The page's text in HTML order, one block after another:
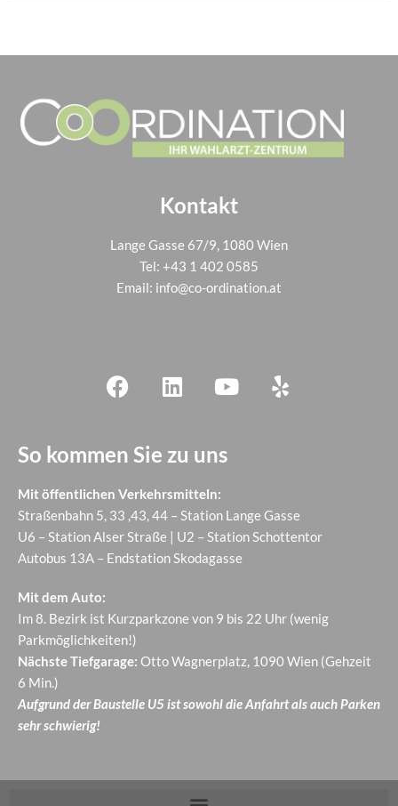
Kontakt
Lange Gasse 67/9, 1080 Wien
Tel: +43 1 402 0585
Email: info@co-ordination.at
So kommen Sie zu uns
Mit öffentlichen Verkehrsmitteln:
Straßenbahn 5, 33 ,43, 44 – Station Lange Gasse
U6 – Station Alser Straße | U2 – Station Schottentor
Autobus 13A – Endstation Skodagasse
Mit dem Auto:
Im 8. Bezirk ist Kurzparkzone von 9 bis 22 Uhr (wenig
Parkmöglichkeiten!)
Nächste Tiefgarage: Otto Wagnerplatz, 1090 Wien (Gehzeit
6 Min.)
Aufgrund der Baustelle U5 ist sowohl die Anfahrt als auch Parken
sehr schwierig!